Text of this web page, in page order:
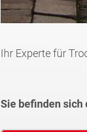
Ihr Experte für
Sie befinden